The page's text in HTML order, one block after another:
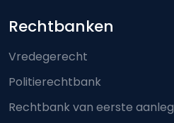
Footer-menu
Rechtbanken
Vredegerecht
Politierechtbank
Rechtbank van eerste aanleg